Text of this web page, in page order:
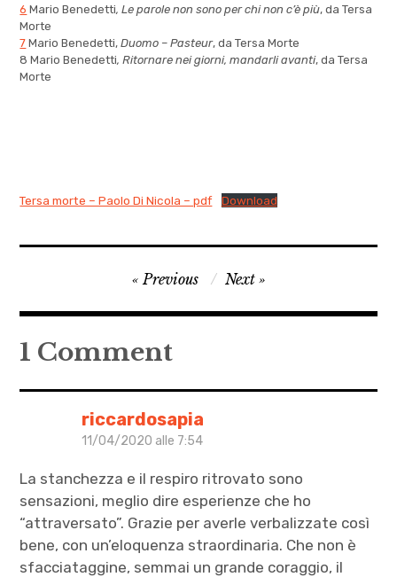
6 Mario Benedetti, Le parole non sono per chi non c’è più, da Tersa
Morte
7 Mario Benedetti,Duomo – Pasteur, da Tersa Morte
8 Mario Benedetti, Ritornare nei giorni, mandarli avanti, da Tersa
Morte
Tersa morte – Paolo Di Nicola – pdf Download
,
,
Paolo
di
Nicola
Navigazione
articoli
Previous Next
1 Comment
riccardosapia
11/04/2020 alle 7:54
La stanchezza e il respiro ritrovato sono
sensazioni, meglio dire esperienze che ho
“attraversato”. Grazie per averle verbalizzate così
bene, con un’eloquenza straordinaria. Che non è
sfacciataggine, semmai un grande coraggio, il